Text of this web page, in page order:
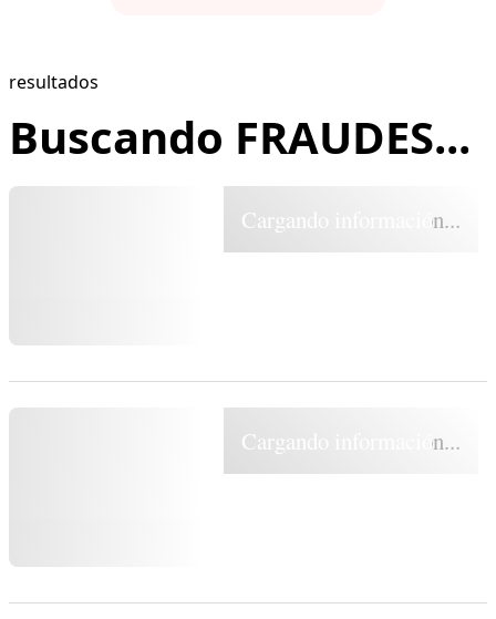
resultados
Buscando FRAUDES...
Cargando información...
Cargando información...